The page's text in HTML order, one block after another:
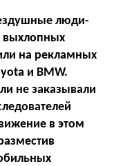
люди-
выхлопных
на рекламных
и BMW.
не заказывали
в этом